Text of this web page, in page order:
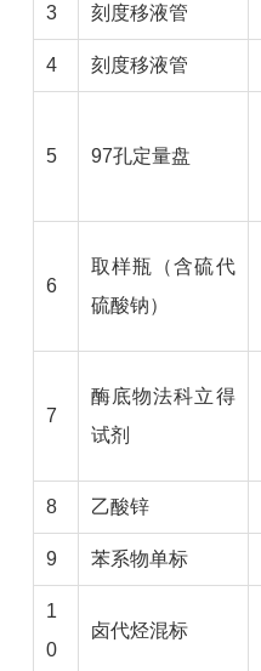
3 刻度移液管
4 刻度移液管
5 97孔定量盘
6
取样瓶（含硫代
硫酸钠）
7
酶底物法科立得
试剂
8 乙酸锌
9 苯系物单标
1
0
卤代烃混标